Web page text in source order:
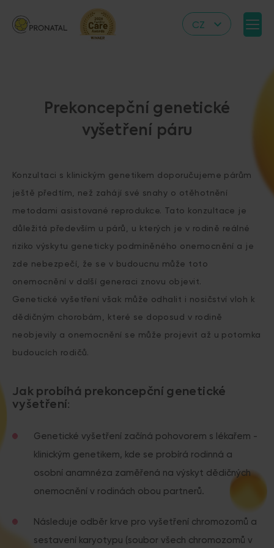
CZ
RS
UA
FR
Prekoncepční genetické
vyšetření páru
Konzultaci s klinickým genetikem doporučujeme párům
ještě předtím, než zahájí své snahy o otěhotnění
metodami asistované reprodukce. Tato konzultace je
důležitá především u párů, u kterých je v rodině reálné
riziko výskytu geneticky podmíněného onemocnění a je
zde nebezpečí, že se v budoucnu může toto
onemocnění v další generaci znovu objevit.
Genetické vyšetření však může odhalit i nosičství vloh k
dědičným chorobám, které se doposud v rodině
neobjevily a onemocnění se může projevit až u potomka
budoucích rodičů.
Jak probíhá prekoncepční genetické
vyšetření:
Genetické vyšetření začíná pohovorem s lékařem -
klinickým genetikem, kde se probírá rodinná a
osobní anamnéza zaměřená na výskyt dědičných
onemocnění v rodinách obou partnerů.
Následuje odběr krve pro vyšetření chromozomů a
sestavení karyotypu (soubor všech chromozomů v